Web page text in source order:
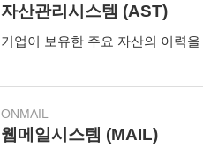
자산관리시스템 (AST)
기업이 보유한 주요 자산의 이력
ONMAIL
웹메일시스템 (MAIL)